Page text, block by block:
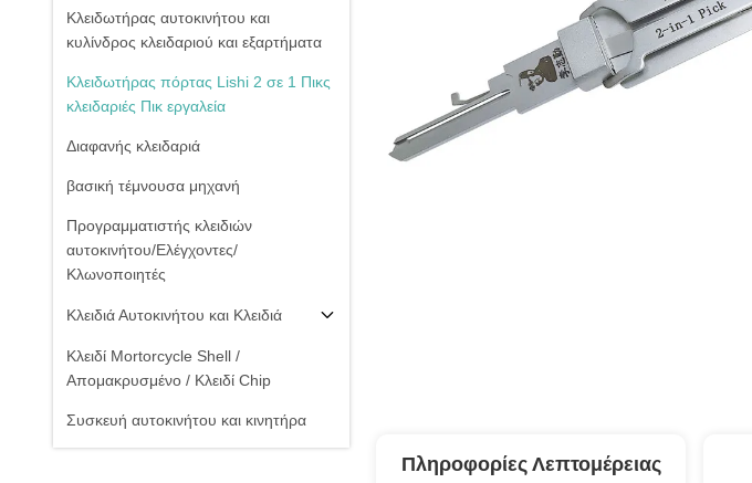
Κλειδωτήρας αυτοκινήτου και
κυλίνδρος κλειδαριού και εξαρτήματα
Κλειδωτήρας πόρτας Lishi 2 σε 1 Πικς
κλειδαριές Πικ εργαλεία
Διαφανής κλειδαριά
βασική τέμνουσα μηχανή
Προγραμματιστής κλειδιών
αυτοκινήτου/Ελέγχοντες/
Κλωνοποιητές
Κλειδιά Αυτοκινήτου και Κλειδιά
Κλειδί Mortorcycle Shell /
Απομακρυσμένο / Κλειδί Chip
Συσκευή αυτοκινήτου και κινητήρα
Πληροφορίες Λεπτομέρειας